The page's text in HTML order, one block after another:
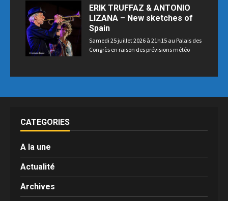
ERIK TRUFFAZ & ANTONIO
LIZANA – New sketches of
Spain
Samedi 25 juillet 2026 à 21h15 au Palais des
Congrès en raison des prévisions météo
CATEGORIES
A la une
Actualité
Archives